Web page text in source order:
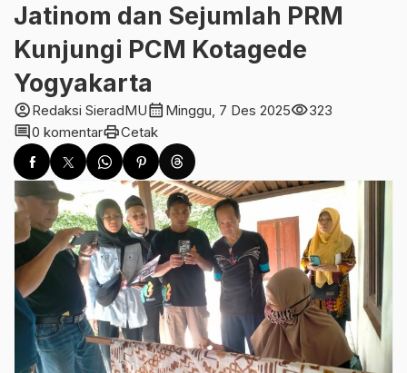
Jatinom dan Sejumlah PRM
Kunjungi PCM Kotagede
Yogyakarta
account_circleRedaksi SieradMUcalendar_month Minggu, 7 Des 2025visibility323
comment0 komentarprintCetak